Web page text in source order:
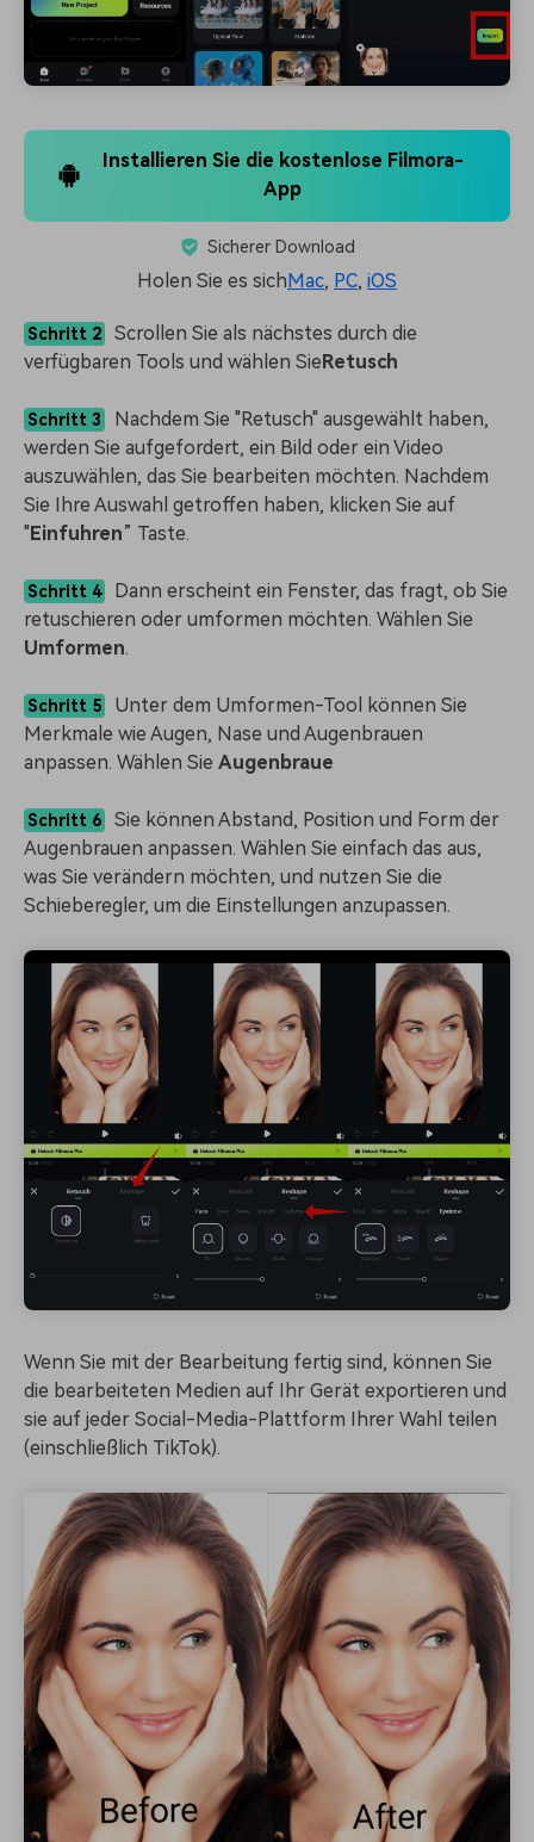
Installieren Sie die kostenlose Filmora-
App
Sicherer Download
Holen Sie es sichMac, PC, iOS
Schritt 2
Scrollen Sie als nächstes durch die
verfügbaren Tools und wählen SieRetusch
Schritt 3
Nachdem Sie "Retusch" ausgewählt haben,
werden Sie aufgefordert, ein Bild oder ein Video
auszuwählen, das Sie bearbeiten möchten. Nachdem
Sie Ihre Auswahl getroffen haben, klicken Sie auf
"Einfuhren” Taste.
Schritt 4
Dann erscheint ein Fenster, das fragt, ob Sie
retuschieren oder umformen möchten. Wählen Sie
Umformen.
Schritt 5
Unter dem Umformen-Tool können Sie
Merkmale wie Augen, Nase und Augenbrauen
anpassen. Wählen Sie Augenbraue
Schritt 6
Sie können Abstand, Position und Form der
Augenbrauen anpassen. Wählen Sie einfach das aus,
was Sie verändern möchten, und nutzen Sie die
Schieberegler, um die Einstellungen anzupassen.
Wenn Sie mit der Bearbeitung fertig sind, können Sie
die bearbeiteten Medien auf Ihr Gerät exportieren und
sie auf jeder Social-Media-Plattform Ihrer Wahl teilen
(einschließlich TikTok).